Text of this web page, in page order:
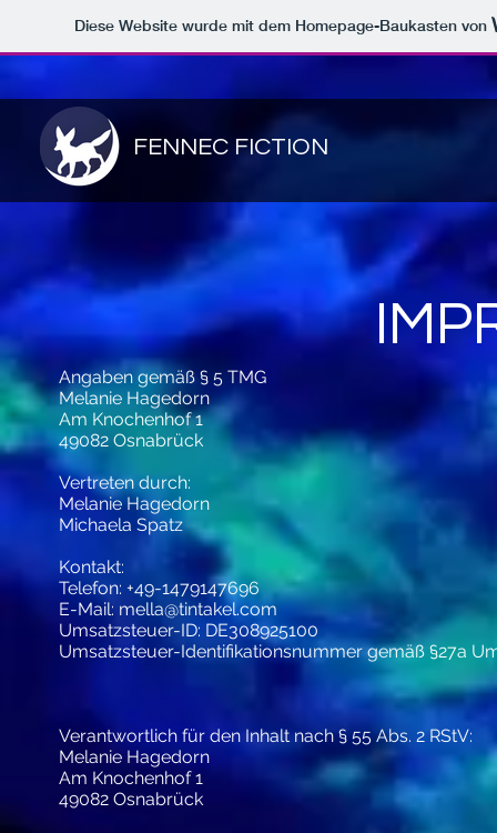
Diese Website wurde mit dem Homepage-Baukasten von
FENNEC FICTION
Angaben gemäß § 5 TMG
Melanie Hagedorn
Am Knochenhof 1
49082 Osnabrück
Vertreten durch:
Melanie Hagedorn
Michaela Spatz
Kontakt:
Telefon: +49-1479147696
E-Mail: mella@tintakel.com
Umsatzsteuer-ID: DE308925100
Umsatzsteuer-Identifikationsnummer gemäß §27a
Verantwortlich für den Inhalt nach § 55 Abs. 2 RStV:
Melanie Hagedorn
Am Knochenhof 1
49082 Osnabrück